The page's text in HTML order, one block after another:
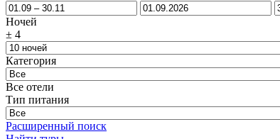
Ночей
± 4
Категория
Все отели
Тип питания
Расширенный поиск